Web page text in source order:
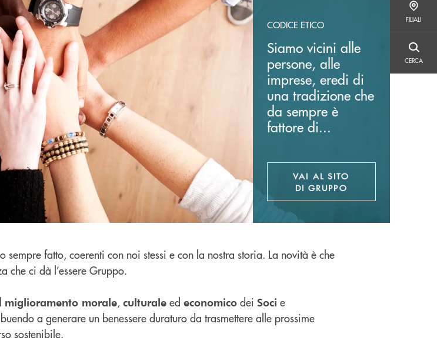
FILIALI
CERCA
CERCA
CODICE ETICO
Siamo vicini alle
persone, alle
imprese, eredi di
una tradizione che
da sempre è
fattore di...
VAI AL SITO
DI GRUPPOAPRE UNA NUOVA
fatto, coerenti con noi stessi e con la nostra storia. La novità è che
che ci dà l’essere Gruppo.
miglioramento morale, culturale ed economico dei Soci e
a generare un benessere duraturo da trasmettere alle prossime
sostenibile.